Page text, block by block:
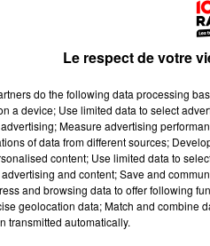
Le respect de votre
do the following data processing
a device; Use limited data to select
Measure advertising
of data from different sources;
content; Use limited data to
and content; Save and
and browsing data to offer following
geolocation data; Match and combine
transmitted automatically.